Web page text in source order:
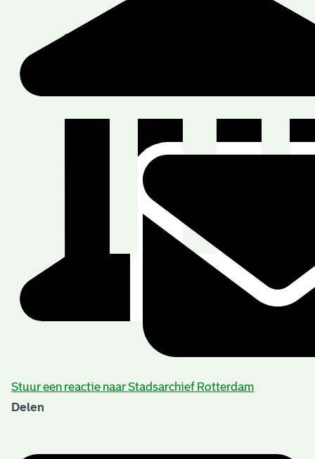
Stuur een reactie naar Stadsarchief Rotterdam
Delen